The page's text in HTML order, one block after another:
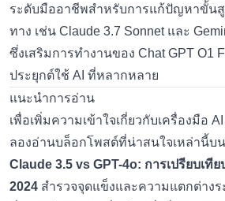
ระดับมืออาชีพสำหรับการแก้ปัญหาขั้นสู
ทาง เช่น Claude 3.7 Sonnetและ
ซึ่งเสริมการทำงานของ Chat GPT O1
ประยุกต์ใช้ AI ที่หลากหลาย
แนะนำการอ่าน
เพื่อเพิ่มความเข้าใจเกี่ยวกับเครื่องมือ
ลองอ่านบล็อกโพสต์ที่น่าสนใจเหล่านี้บน
Claude 3.5 vs GPT-4o: การเปรียบเที
2024 สำรวจจุดแข็งและความแตกต่างร